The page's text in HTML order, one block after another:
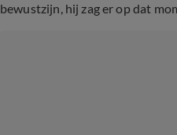
bewustzijn, hij zag er op dat